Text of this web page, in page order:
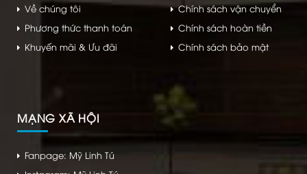
Về chúng tôi
Phương thức thanh toán
Khuyến mãi & Ưu đãi
Chính sách vận chuyển
Chính sách hoàn tiền
Chính sách bảo mật
MẠNG XÃ HỘI
Fanpage: Mỹ Linh Tú